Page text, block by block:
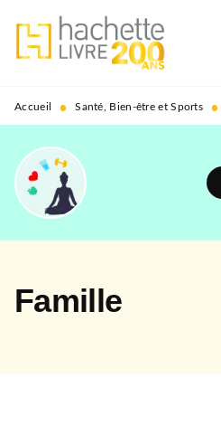
MENU RECHERCHE
PIED DE PAGE
Accueil • Santé, Bien-être et Sports •
Famille